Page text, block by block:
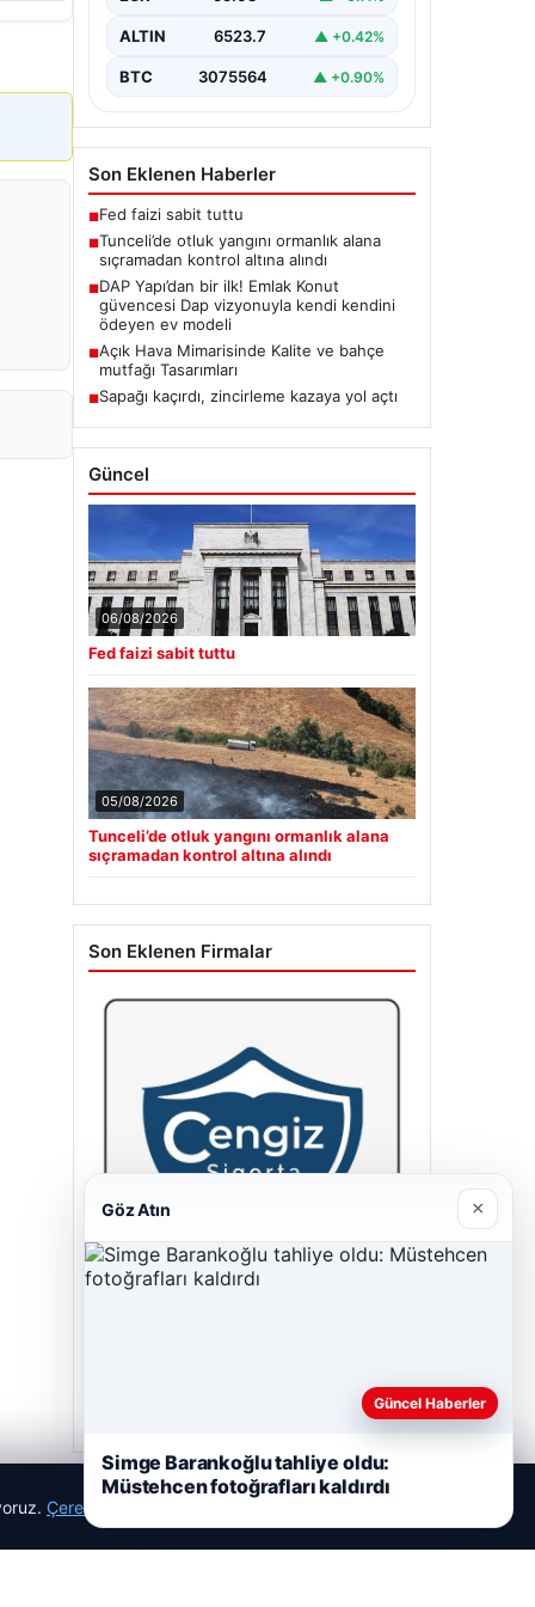
Karyemez köyleri arasında bulunan
belirlenemeyen bir nedenle…
ALTIN 6523.7 ▲ +0.42%
BTC 3075564 ▲ +0.90%
Son Eklenen Haberler
■Fed faizi sabit tuttu
■Tunceli’de otluk yangını ormanlık alana
sıçramadan kontrol altına alındı
■DAP Yapı’dan bir ilk! Emlak Konut
güvencesi Dap vizyonuyla kendi kendini
ödeyen ev modeli
■Açık Hava Mimarisinde Kalite ve bahçe
mutfağı Tasarımları
■Sapağı kaçırdı, zincirleme kazaya yol açtı
Güncel
06/08/2026
Fed faizi sabit tuttu
05/08/2026
Tunceli’de otluk yangını ormanlık alana
sıçramadan kontrol altına alındı
Son Eklenen Firmalar
Çerez Politikamız
Göz Atın ×
Güncel Haberler
Simge Barankoğlu tahliye oldu:
Müstehcen fotoğrafları kaldırdı